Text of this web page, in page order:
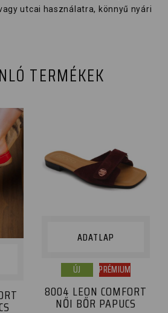
utcai használatra, könnyű nyári
TERMÉKEK
ADATLAP
ÚJ PRÉMIUM
8004 LEON COMFORT
NŐI BŐR PAPUCS